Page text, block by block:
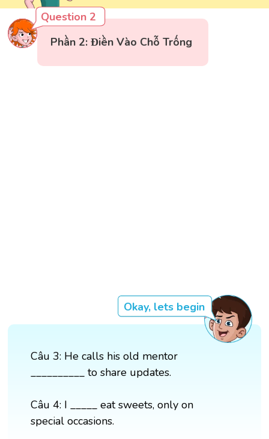
Question 2
Phần 2: Điền Vào Chỗ Trống
Okay, lets begin
Câu 3: He calls his old mentor
__________ to share updates.
Câu 4: I _____ eat sweets, only on
special occasions.